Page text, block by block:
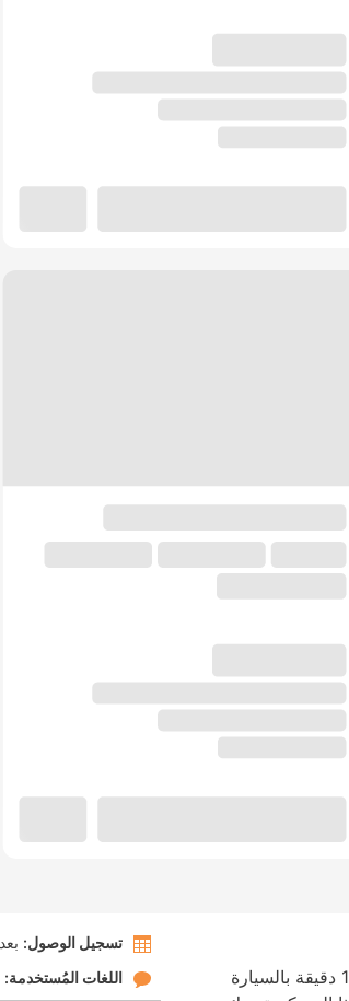
الإقامة في مايان بنجالوز في سابانكا تضعك على بُعد 15 دقيقة بالسيارة
تسجيل الوصول: بعد 14:00
اللغات المُستخدمة: